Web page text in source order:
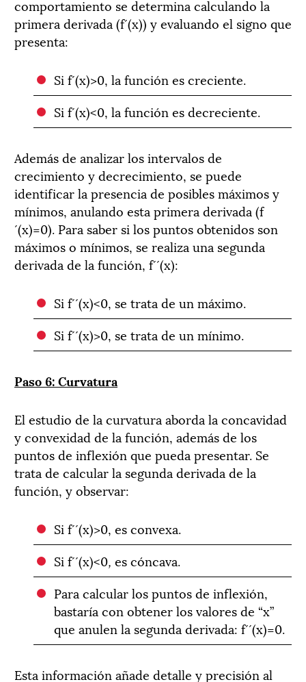
comportamiento se determina calculando la
primera derivada (f´(x)) y evaluando el signo que
presenta:
Si f´(x)>0, la función es creciente.
Si f´(x)<0, la función es decreciente.
Además de analizar los intervalos de
crecimiento y decrecimiento, se puede
identificar la presencia de posibles máximos y
mínimos, anulando esta primera derivada (f
´(x)=0). Para saber si los puntos obtenidos son
máximos o mínimos, se realiza una segunda
derivada de la función, f´´(x):
Si f´´(x)<0, se trata de un máximo.
Si f´´(x)>0, se trata de un mínimo.
Paso 6: Curvatura
El estudio de la curvatura aborda la concavidad
y convexidad de la función, además de los
puntos de inflexión que pueda presentar. Se
trata de calcular la segunda derivada de la
función, y observar:
Si f´´(x)>0, es convexa.
Si f´´(x)<0,es cóncava.
Para calcular los puntos de inflexión,
bastaría con obtener los valores de “x”
que anulen la segunda derivada: f´´(x)=0.
Esta información añade detalle y precisión al